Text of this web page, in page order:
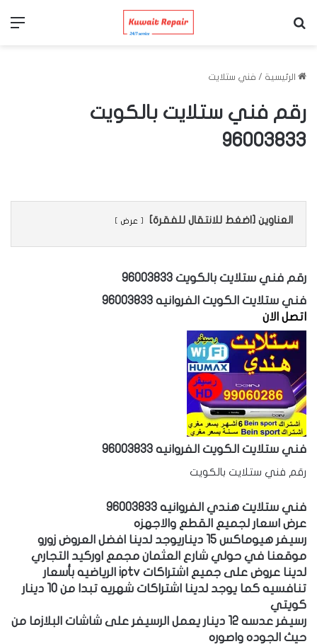
الرئيسية / فني ستلايت
رقم فني ستلايت بالكويت
96003833
العناوين [اضغط للانتقال للفقرة] عرض
رقم فني ستلايت بالكويت 96003833
فني ستلايت الكويت الفروانيه 96003833
اتصل الان
فني ستلايت الكويت الفروانيه 96003833
رقم فني ستلايت بالكويت
فني ستلايت هندي الفروانيه 96003833
عرض اسعار لجميع القطع والاجهزه
رسيفر هيوماكس 15 ديناريوجد لدينا افضل العروض زورو
موقعنا في حولي شارع العثمان مجمع اوركيد التجاري
لدينا عروض على جميع اشتراكات iptv الرياضيه بأسعار
تنافسيه كما يوجد لدينا اشتراكات شهريه تبدا من 10 دينار
كويتي
رسيفر عدسه 12 دينار يعمل الرسيفر على شاشات البلازما من
حيث الجوده واصوره